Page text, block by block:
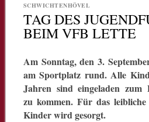
SCHWICHTENHÖVEL
TAG DES
EIM VFB LETTE
Am Sonntag, den 3.
am Sportplatz rund.Alle
Jahren sind eingeladen zum
zu kommen. Für das
Kinder wird gesorgt.